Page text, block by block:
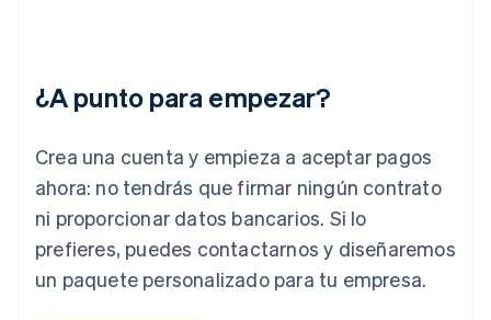
¿A punto para empezar?
Crea una cuenta y empieza a aceptar pagos
ahora: no tendrás que firmar ningún contrato
ni proporcionar datos bancarios. Si lo
prefieres, puedes contactarnos y diseñaremos
un paquete personalizado para tu empresa.
Letonia
English
Deutsch English
Lituania
English
Luxemburgo
Français DeutschEnglish
English简体中文